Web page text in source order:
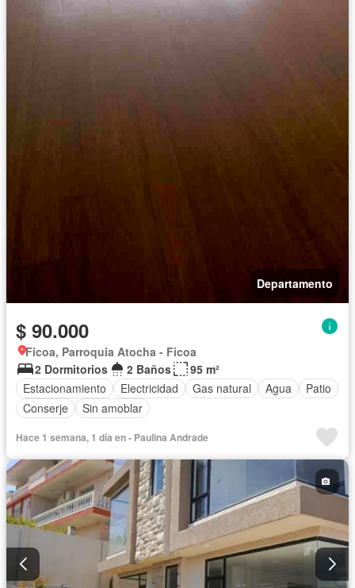
Departamento
$ 90.000
Ficoa, Parroquia Atocha - Ficoa
2 Dormitorios
2 Baños
95 m²
Estacionamiento
Electricidad Gas natural Agua
Patio
Conserje
Sin amoblar
Hace 1 semana, 1 día en - Paulina Andrade